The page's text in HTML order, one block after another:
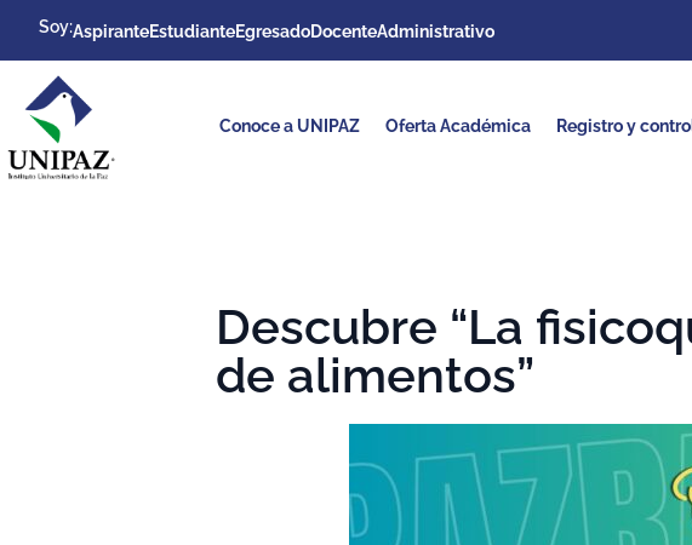
Soy:AspiranteEstudianteEgresadoDocenteAdministrativo
Conoce a UNIPAZ Oferta Académica Registro y
Descubre “La
de alimentos”